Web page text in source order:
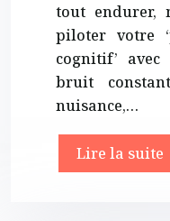
tout endurer,
piloter votre
cognitif’
bruit
nuisance,…
Lire la suite